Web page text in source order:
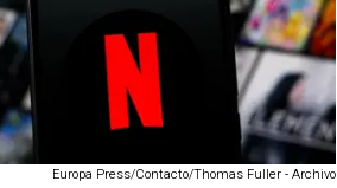
Europa Press/Contacto/Thomas Fuller - Archivo